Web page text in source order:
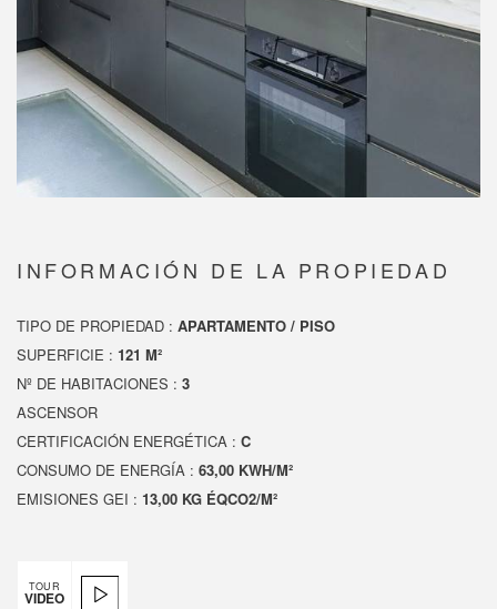
INFORMACIÓN DE LA PROPIEDAD
TIPO DE PROPIEDAD : APARTAMENTO / PISO
SUPERFICIE : 121 M²
Nº DE HABITACIONES : 3
ASCENSOR
CERTIFICACIÓN ENERGÉTICA : C
CONSUMO DE ENERGÍA : 63,00 KWH/M²
EMISIONES GEI : 13,00 KG ÉQCO2/M²
TOUR
VIDEO